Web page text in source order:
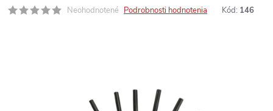
Neohodnotené Podrobnosti hodnotenia Kód: 146